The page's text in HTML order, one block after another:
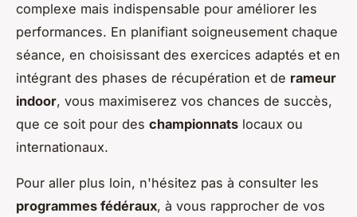
complexe mais indispensable pour améliorer les
performances. En planifiant soigneusement chaque
séance, en choisissant des exercices adaptés et en
intégrant des phases de récupération et de rameur
indoor, vous maximiserez vos chances de succès,
que ce soit pour des championnats locaux ou
internationaux.
Pour aller plus loin, n'hésitez pas à consulter les
programmes fédéraux, à vous rapprocher de vos